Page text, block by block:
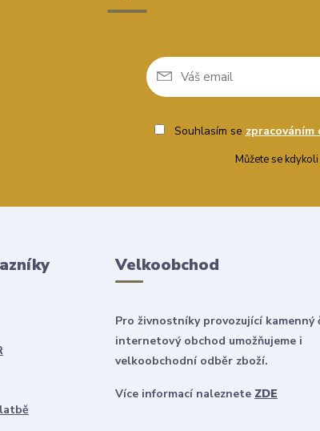
Souhlasím se zpracováním
Můžete se
Velkoobchod
Pro živnostníky provozující kamenný
internetový obchod umožňujeme i
velkoobchodní odběr zboží.
Více informací naleznete ZDE